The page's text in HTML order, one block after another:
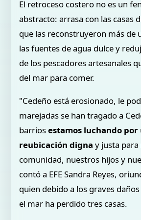
El retroceso costero no es un
abstracto: arrasa con las casas
que las reconstruyeron más de
las fuentes de agua dulce y
de los pescadores artesanales
del mar para comer.
"Cedeño está erosionado, le
marejadas se han tragado a
barriosestamos luchando por
reubicación digna y justa
comunidad, nuestros hijos y
contó a EFE Sandra Reyes,
quien debido a los graves
el mar ha perdido tres casas.